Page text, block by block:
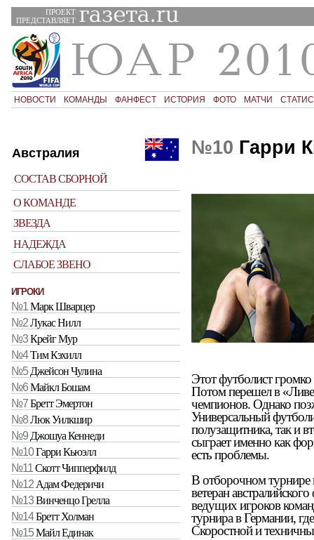
ПРОЕКТ
ПРЕДСТАВЛЯЕТ
НОВОСТИ КОМАНДЫ ФАНФЕСТ ИСТОРИЯ ФОТО МАТЧИ
Австралия
СОСТАВ СБОРНОЙ
О КОМАНДЕ
ЗВЕЗДА
НАДЕЖДА
СЛАБОЕ ЗВЕНО
ИГРОКИ
№1Марк Шварцер
№2Лукас Нилл
№3Крейг Мур
№4Тим Кэхилл
№5 Джейсон Чулина
№6Майкл Бошам
№7Бретт Эмертон
№8Люк Уилкшир
№9 Джошуа Кеннеди
№10Гарри Кьюэлл
№11Скотт Чипперфилд
№12 Адам Федеричи
№13Винченцо Грелла
№14Бретт Холман
№15Майл Единак
№10 Гарри
Этот футболист
Потом перешел в
чемпионов. Однако
Универсальный
полузащитника, так и
сыграет именно как
есть проблемы.
В отборочном турнире
ветеран
ведущих игроков
турнира в Германии,
Скоростной и